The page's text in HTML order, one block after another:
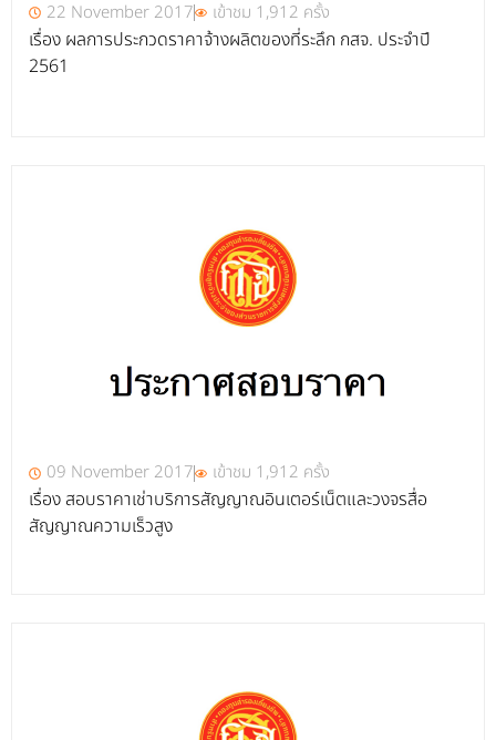
22 November 2017 เข้าชม 1,912 ครั้ง
เรื่อง ผลการประกวดราคาจ้างผลิตของที่ระลึก กสจ. ประจำปี
2561
09 November 2017 เข้าชม 1,912 ครั้ง
เรื่อง สอบราคาเช่าบริการสัญญาณอินเตอร์เน็ตและวงจรสื่อ
สัญญาณความเร็วสูง